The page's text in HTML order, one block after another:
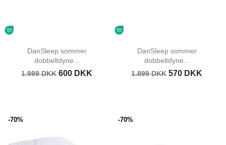
DanSleep sommer
dobbeltdyne...
1.999 DKK 600 DKK
DanSleep sommer
dobbeltdyne...
1.899 DKK 570 DKK
-70% -70%